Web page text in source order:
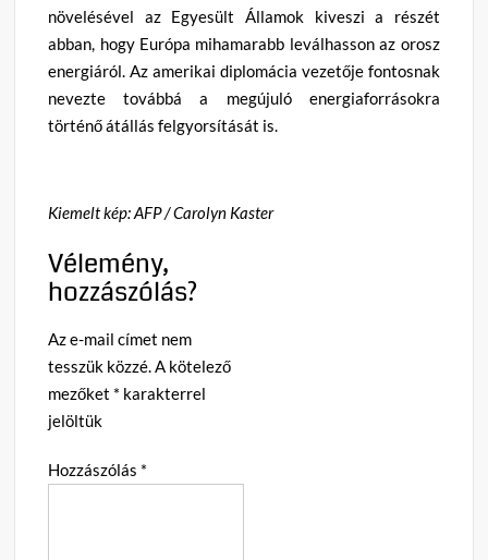
növelésével az Egyesült Államok kiveszi a részét
abban, hogy Európa mihamarabb leválhasson az orosz
energiáról. Az amerikai diplomácia vezetője fontosnak
nevezte továbbá a megújuló energiaforrásokra
történő átállás felgyorsítását is.
Kiemelt kép: AFP / Carolyn Kaster
Vélemény,
hozzászólás?
Az e-mail címet nem
tesszük közzé.A kötelező
mezőket * karakterrel
jelöltük
Hozzászólás *